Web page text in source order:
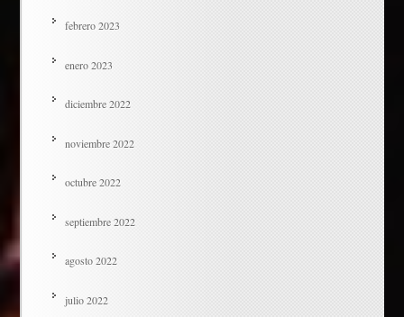
febrero 2023
enero 2023
diciembre 2022
noviembre 2022
octubre 2022
septiembre 2022
agosto 2022
julio 2022